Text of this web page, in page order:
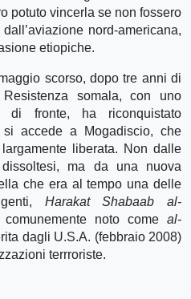
potuto vincerla se non fossero
nord-americana,
etiopiche.
scorso, dopo tre anni di
somala, con uno
di fronte, ha riconquistato
accede a Mogadiscio, che
liberata. Non dalle
ma da una nuova
che era al tempo una delle
Harakat Shabaab al-
noto come al-
dagli U.S.A. (febbraio 2008)
terrroriste.